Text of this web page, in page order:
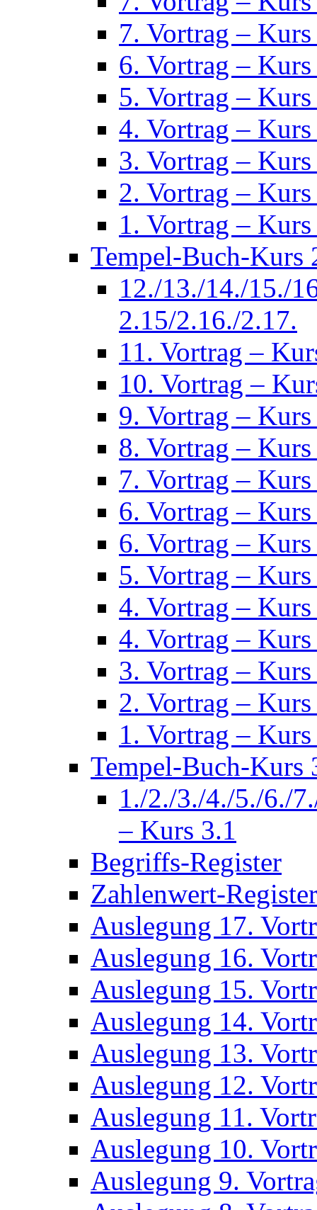
7. Vortrag –
6. Vortrag –
5. Vortrag –
4. Vortrag –
3. Vortrag –
2. Vortrag –
1. Vortrag –
Tempel-Buch-Kurs
12./13./14./15./
2.15/2.16./2.17.
11. Vortrag –
10. Vortrag –
9. Vortrag –
8. Vortrag –
7. Vortrag –
6. Vortrag –
6. Vortrag –
5. Vortrag –
4. Vortrag –
4. Vortrag –
3. Vortrag –
2. Vortrag –
1. Vortrag –
Tempel-Buch-Kurs
1./2./3./4./5./6./
– Kurs 3.1
Begriffs-Register
Zahlenwert-Register
Auslegung 17.
Auslegung 16.
Auslegung 15.
Auslegung 14.
Auslegung 13.
Auslegung 12.
Auslegung 11.
Auslegung 10.
Auslegung 9.